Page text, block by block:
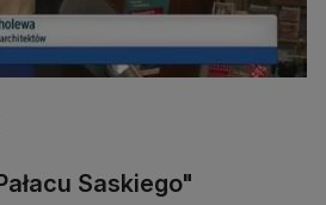
Saskiego"